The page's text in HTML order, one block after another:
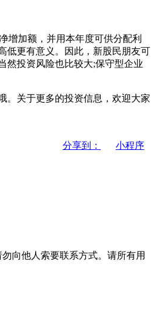
增加额，并用本年度可供分配利
低更有意义。因此，新股民朋友可
然投资风险也比较大;保守型企业
。关于更多的投资信息，欢迎大家
分享到：
小程序
勿向他人索要联系方式。请所有用